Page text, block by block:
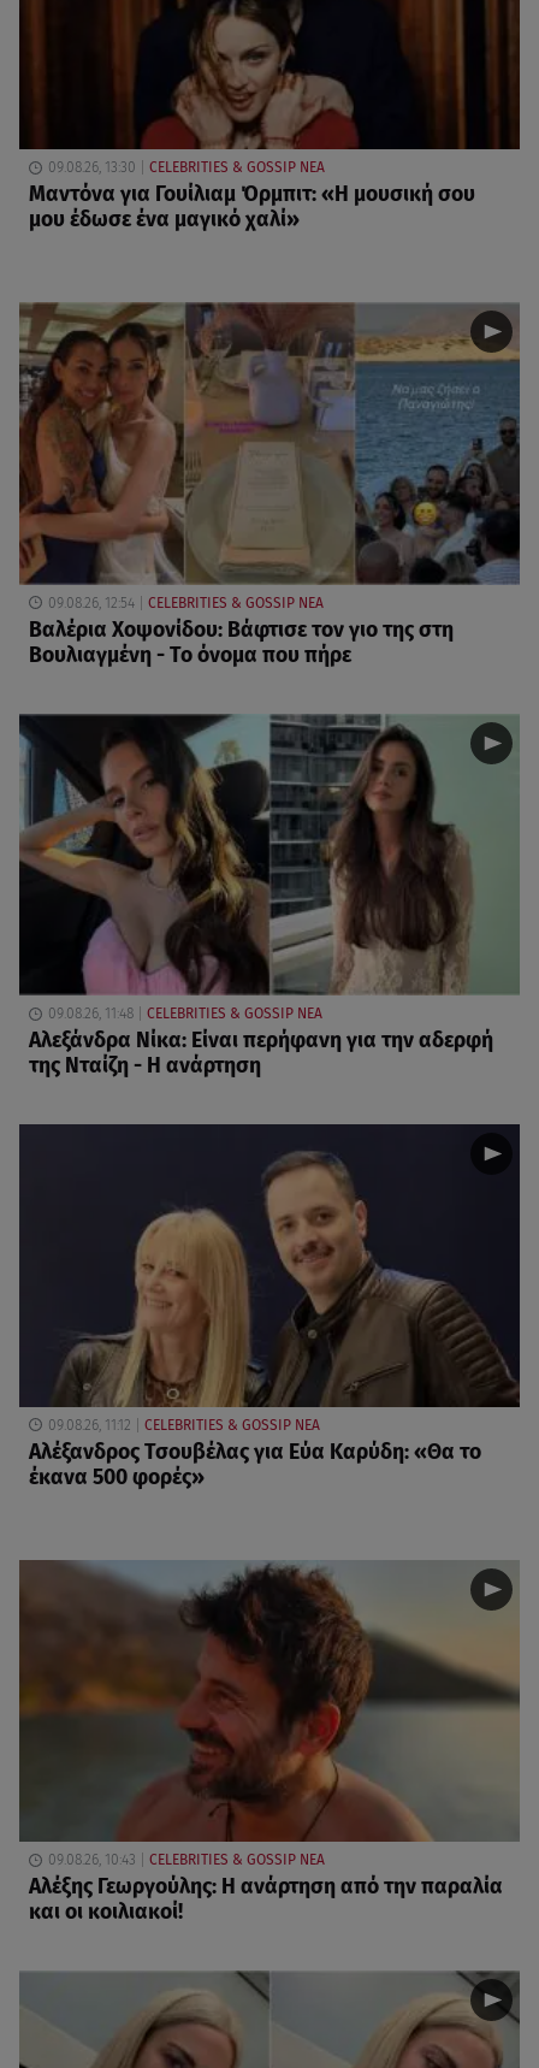
09.08.26, 13:30 CELEBRITIES & GOSSIP ΝΕΑ
Μαντόνα για Γουίλιαμ Όρμπιτ: «Η μουσική σου
μου έδωσε ένα μαγικό χαλί»
09.08.26, 12:54 CELEBRITIES & GOSSIP ΝΕΑ
Βαλέρια Χοψονίδου: Βάφτισε τον γιο της στη
Βουλιαγμένη - Το όνομα που πήρε
09.08.26, 11:48 CELEBRITIES & GOSSIP ΝΕΑ
Αλεξάνδρα Νίκα: Είναι περήφανη για την αδερφή
της Νταίζη - Η ανάρτηση
09.08.26, 11:12 CELEBRITIES & GOSSIP ΝΕΑ
Αλέξανδρος Τσουβέλας για Εύα Καρύδη: «Θα το
έκανα 500 φορές»
09.08.26, 10:43 CELEBRITIES & GOSSIP ΝΕΑ
Αλέξης Γεωργούλης: Η ανάρτηση από την παραλία
και οι κοιλιακοί!